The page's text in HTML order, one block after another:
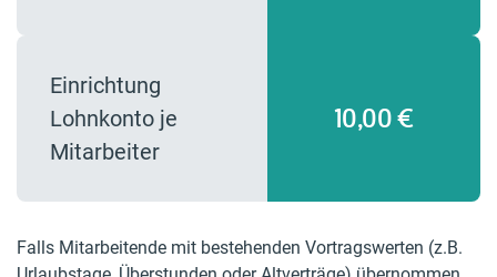
Einrichtung
Lohnkonto je
Mitarbeiter
10,00 €
Falls Mitarbeitende mit bestehenden Vortragswerten (z.B.